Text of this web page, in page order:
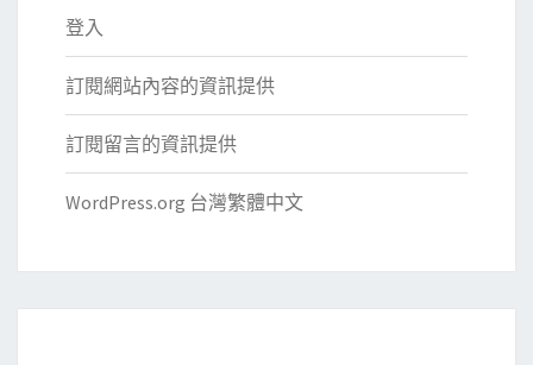
登入
訂閱網站內容的資訊提供
訂閱留言的資訊提供
WordPress.org 台灣繁體中文